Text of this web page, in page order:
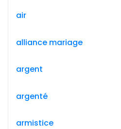
air
alliance mariage
argent
argenté
armistice